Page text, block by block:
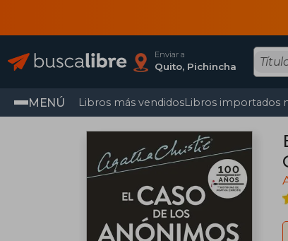
Enviar a
Quito, Pichincha
MENÚ Libros más vendidosLibros importados